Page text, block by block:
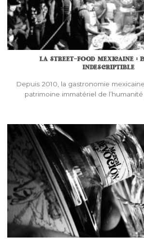
LA STREET-FOOD MEXICAINE :
INDESCRIPTIBLE
Depuis 2010, la gastronomie
patrimoine immatériel de l’humanité